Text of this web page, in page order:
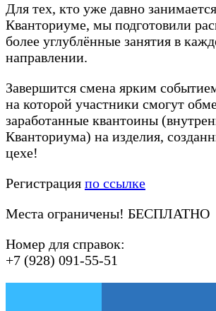
Для тех, кто уже давно
Кванториуме, мы подготовили
более углублённые занятия в
направлении.
Завершится смена ярким
на которой участники смогут
заработанные квантоины
Кванториума) на изделия,
цехе!
Регистрация по ссылке
Места ограничены! БЕСПЛАТНО
Номер для справок:
+7 (928) 091-55-51